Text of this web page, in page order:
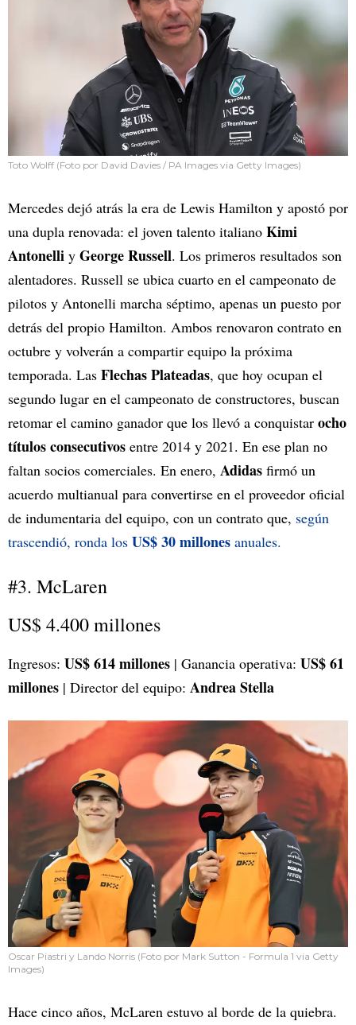
Toto Wolff (Foto por David Davies / PA Images via Getty Images)
Mercedes dejó atrás la era de Lewis Hamilton y apostó por
una dupla renovada: el joven talento italiano Kimi
Antonelli y George Russell. Los primeros resultados son
alentadores. Russell se ubica cuarto en el campeonato de
pilotos y Antonelli marcha séptimo, apenas un puesto por
detrás del propio Hamilton. Ambos renovaron contrato en
octubre y volverán a compartir equipo la próxima
temporada. Las Flechas Plateadas, que hoy ocupan el
segundo lugar en el campeonato de constructores, buscan
retomar el camino ganador que los llevó a conquistar ocho
títulos consecutivos entre 2014 y 2021. En ese plan no
faltan socios comerciales. En enero, Adidas firmó un
acuerdo multianual para convertirse en el proveedor oficial
de indumentaria del equipo, con un contrato que, según
trascendió, ronda los US$ 30 millones anuales.
#3. McLaren
US$ 4.400 millones
Ingresos: US$ 614 millones | Ganancia operativa: US$ 61
millones | Director del equipo: Andrea Stella
Oscar Piastri y Lando Norris (Foto por Mark Sutton - Formula 1 via Getty
Images)
Hace cinco años, McLaren estuvo al borde de la quiebra.